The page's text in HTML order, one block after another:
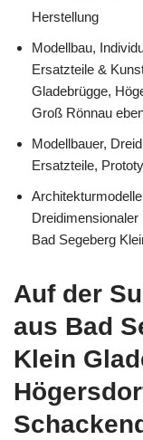
Herstellung
Modellbau,
Ersatzteile &
Gladebrügge,
Groß Rönnau
Modellbauer,
Ersatzteile,
Bad Segeberg
Auf der
aus Bad
Klein